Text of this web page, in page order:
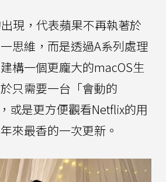
現，代表蘋果不再執著於
一思維，而是透過A系列處理
構一個更龐大的macOS生
只需要一台「會動的
或是更方便觀看Netflix的用
來最香的一次更新。